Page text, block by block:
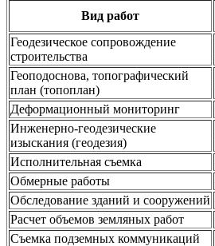
Вид работ
Геодезическое сопровождение
строительства
Геоподоснова, топографический
план (топоплан)
Деформационный мониторинг
Инженерно-геодезические
изыскания (геодезия)
Исполнительная съемка
Обмерные работы
Обследование зданий и сооружений
Расчет объемов земляных работ
Съемка подземных коммуникаций